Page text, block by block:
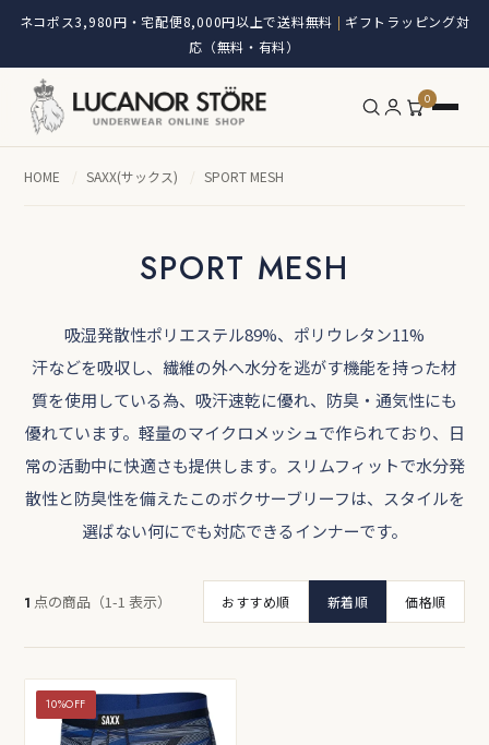
ネコポス3,980円・宅配便8,000円以上で送料無料 | ギフトラッピング対
応（無料・有料）
0
HOME / SAXX(サックス) / SPORT MESH
SPORT MESH
吸湿発散性ポリエステル89%、ポリウレタン11%
汗などを吸収し、繊維の外へ水分を逃がす機能を持った材
質を使用している為、吸汗速乾に優れ、防臭・通気性にも
優れています。軽量のマイクロメッシュで作られており、日
常の活動中に快適さも提供します。スリムフィットで水分発
散性と防臭性を備えたこのボクサーブリーフは、スタイルを
選ばない何にでも対応できるインナーです。
1 点の商品（1-1 表示） おすすめ順 新着順 価格順
10%OFF